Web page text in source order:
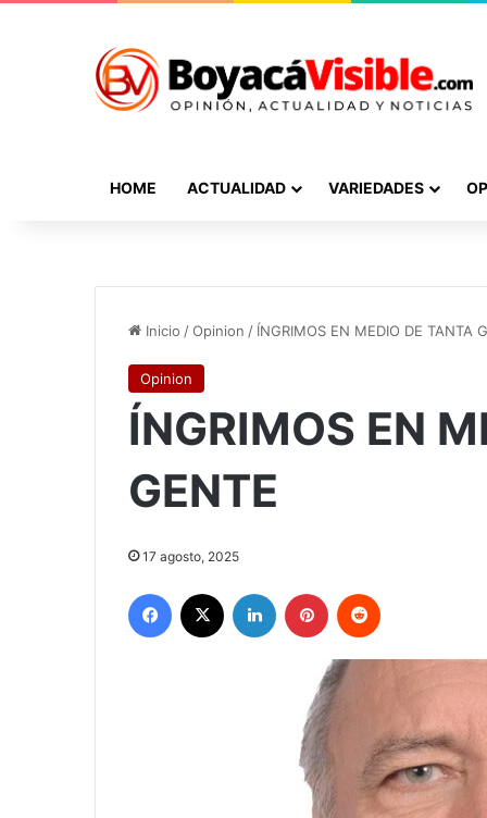
HOME ACTUALIDAD VARIEDADES
Inicio /Opinion / ÍNGRIMOS EN MEDIO DE TANTA
Opinion
ÍNGRIMOS EN
GENTE
17 agosto, 2025
Facebook LinkedIn Pinterest